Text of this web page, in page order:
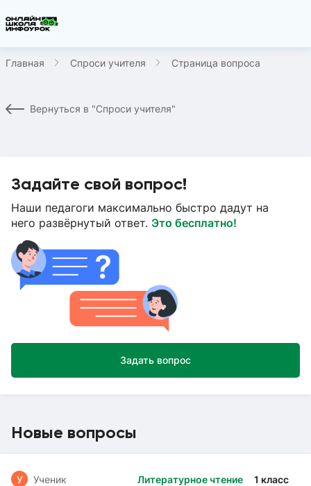
Главная Спроси учителя Страница вопроса
Вернуться в "Спроси учителя"
Задайте свой вопрос!
Наши педагоги максимально быстро дадут на
него развёрнутый ответ. Это бесплатно!
Задать вопрос
Новые вопросы
Литературное чтение 1 класс
У Ученик